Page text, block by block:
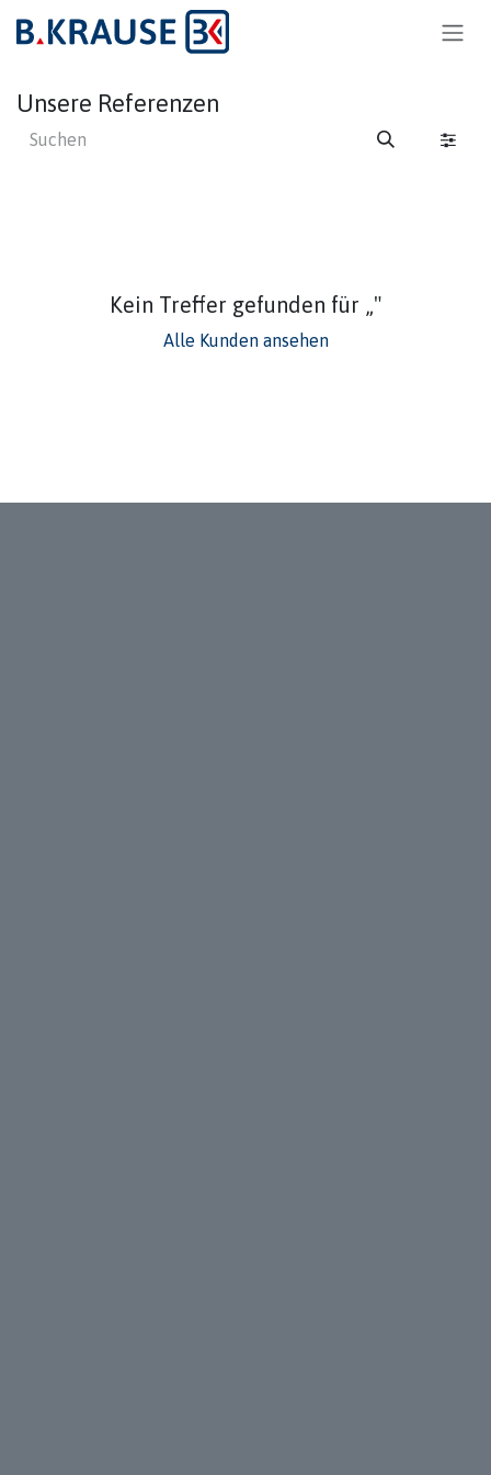
Unsere Referenzen
Kein Treffer gefunden für „"
Alle Kunden ansehen